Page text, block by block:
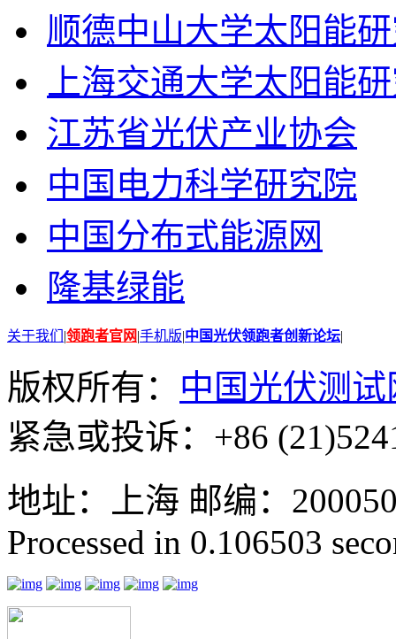
顺德中山大学太阳能
上海交通大学太阳能
江苏省光伏产业协会
中国电力科学研究院
中国分布式能源网
隆基绿能
关于我们 |领跑者官网|手机版|中国光伏领跑者创新论坛|
版权所有： 中国光伏测试
紧急或投诉：+86
地址：上海 邮编：
Processed in 0.106503